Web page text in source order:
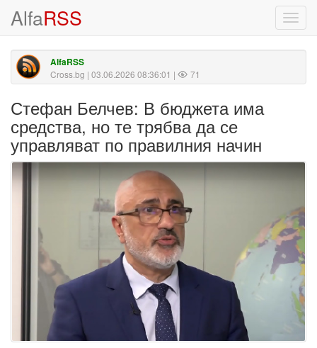
AlfaRSS
AlfaRSS
Cross.bg | 03.06.2026 08:36:01 | 71
Стефан Белчев: В бюджета има
средства, но те трябва да се
управляват по правилния начин